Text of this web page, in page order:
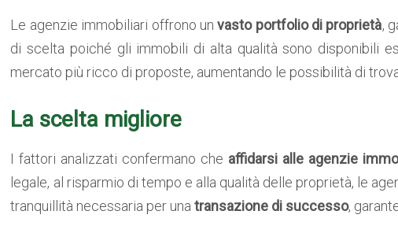
Le agenzie immobiliari offrono un vasto portfolio di proprietà,
di scelta poiché gli immobili di alta qualità sono disponibili
mercato più ricco di proposte, aumentando le possibilità di
La scelta migliore
I fattori analizzati confermano che affidarsi alle agenzie
legale, al risparmio di tempo e alla qualità delle proprietà, le
tranquillità necessaria per unatransazione di successo,